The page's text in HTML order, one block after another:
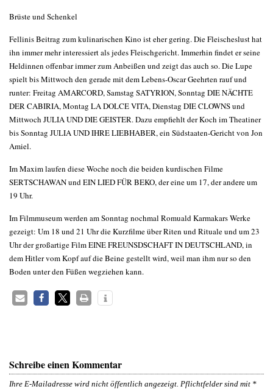
Brüste und Schenkel
Fellinis Beitrag zum kulinarischen Kino ist eher gering. Die Fleischeslust hat
ihn immer mehr interessiert als jedes Fleischgericht. Immerhin findet er seine
Heldinnen offenbar immer zum Anbeißen und zeigt das auch so. Die Lupe
spielt bis Mittwoch den gerade mit dem Lebens-Oscar Geehrten rauf und
runter: Freitag AMARCORD, Samstag SATYRION, Sonntag DIE NÄCHTE
DER CABIRIA, Montag LA DOLCE VITA, Dienstag DIE CLOWNS und
Mittwoch JULIA UND DIE GEISTER. Dazu empfiehlt der Koch im Theatiner
bis Sonntag JULIA UND IHRE LIEBHABER, ein Südstaaten-Gericht von Jon
Amiel.
Im Maxim laufen diese Woche noch die beiden kurdischen Filme
SERTSCHAWAN und EIN LIED FÜR BEKO, der eine um 17, der andere um
19 Uhr.
Im Filmmuseum werden am Sonntag nochmal Romuald Karmakars Werke
gezeigt: Um 18 und 21 Uhr die Kurzfilme über Riten und Rituale und um 23
Uhr der großartige Film EINE FREUNSDSCHAFT IN DEUTSCHLAND, in
dem Hitler vom Kopf auf die Beine gestellt wird, weil man ihm nur so den
Boden unter den Füßen wegziehen kann.
Schreibe einen Kommentar
Ihre E-Mailadresse wird nicht öffentlich angezeigt. Pflichtfelder sind mit *